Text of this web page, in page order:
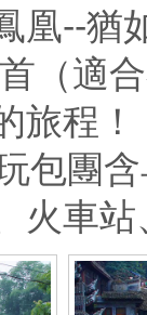
凰--猶
（適
旅程
包團
火車